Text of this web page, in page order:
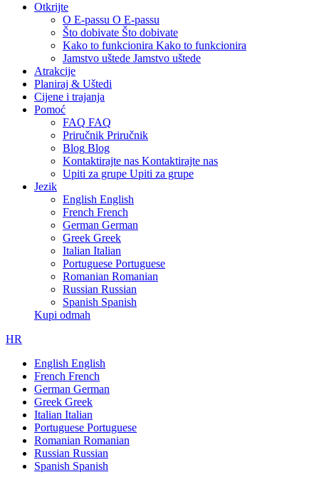
Otkrijte
O E-passu O E-passu
Što dobivate Što dobivate
Kako to funkcionira Kako to funkcionira
Jamstvo uštede Jamstvo uštede
Atrakcije
Planiraj & Uštedi
Cijene i trajanja
Pomoć
FAQ FAQ
Priručnik Priručnik
Blog Blog
Kontaktirajte nas Kontaktirajte nas
Upiti za grupe Upiti za grupe
Jezik
English English
French French
German German
Greek Greek
Italian Italian
Portuguese Portuguese
Romanian Romanian
Russian Russian
Spanish Spanish
Kupi odmah
HR
English English
French French
German German
Greek Greek
Italian Italian
Portuguese Portuguese
Romanian Romanian
Russian Russian
Spanish Spanish